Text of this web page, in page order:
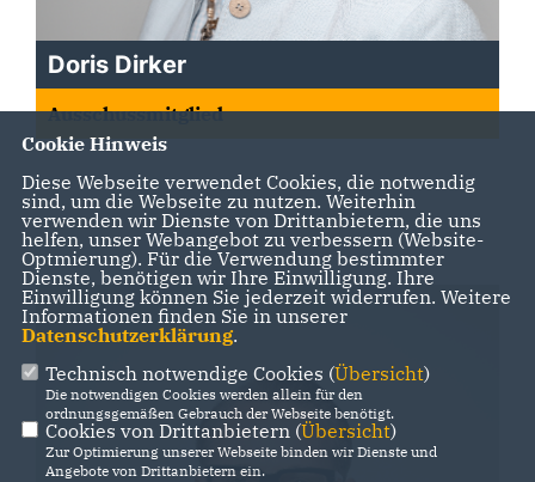
Doris Dirker
Ausschussmitglied
Cookie Hinweis
Diese Webseite verwendet Cookies, die notwendig
sind, um die Webseite zu nutzen. Weiterhin
verwenden wir Dienste von Drittanbietern, die uns
helfen, unser Webangebot zu verbessern (Website-
Optmierung). Für die Verwendung bestimmter
Dienste, benötigen wir Ihre Einwilligung. Ihre
Einwilligung können Sie jederzeit widerrufen. Weitere
Informationen finden Sie in unserer
Datenschutzerklärung.
Technisch notwendige Cookies (Übersicht)
Die notwendigen Cookies werden allein für den
ordnungsgemäßen Gebrauch der Webseite benötigt.
Cookies von Drittanbietern (Übersicht)
Zur Optimierung unserer Webseite binden wir Dienste und
Angebote von Drittanbietern ein.